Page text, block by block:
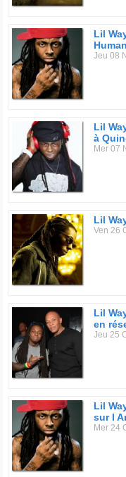
Lil
Jeu 08
Lil
à
Mer 07
Lil
Ven 26
Lil
en
Jeu 25
Lil
sur I
Mer 24